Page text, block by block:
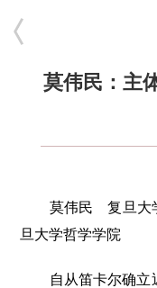
莫伟民：主
莫伟民 复旦大学
旦大学哲学学院
自从笛卡尔确立近